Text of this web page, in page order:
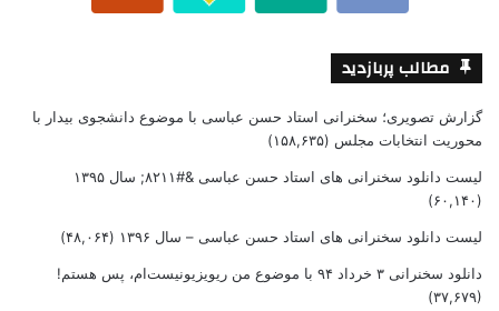
مطالب پربازدید
گزارش تصویری؛ سخنرانی استاد حسن عباسی با موضوع دانشجوی بیدار با
محوریت انتخابات مجلس (۱۵۸,۶۳۵)
لیست دانلود سخنرانی های استاد حسن عباسی &#۸۲۱۱; سال ۱۳۹۵
(۶۰,۱۴۰)
لیست دانلود سخنرانی های استاد حسن عباسی – سال ۱۳۹۶ (۴۸,۰۶۴)
دانلود سخنرانی ۳ خرداد ۹۴ با موضوع من ریویزیونیست‌ام، پس هستم!
(۳۷,۶۷۹)